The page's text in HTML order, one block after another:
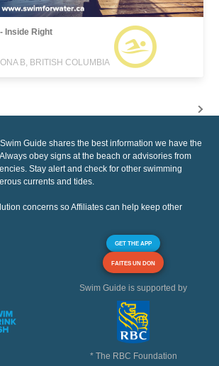
Inside Right
B, BRITISH COLUMBIA
Swim Guide shares the best information we have the
obey signs at the beach or advisories from
Stay alert and check for other swimming
currents and tides.
concerns so Affiliates can help keep other
GET THE APP
FAITES UN DON
Swim Guide is supported by
* The RBC Foundation